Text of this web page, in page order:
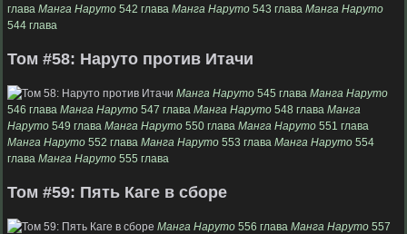
глава Манга Наруто 542 глава Манга Наруто 543 глава Манга Наруто
544 глава
Том #58: Наруто против Итачи
Манга Наруто 545 глава Манга Наруто
546 глава Манга Наруто 547 глава Манга Наруто 548 глава Манга
Наруто 549 глава Манга Наруто 550 глава Манга Наруто 551 глава
Манга Наруто 552 глава Манга Наруто 553 глава Манга Наруто 554
глава Манга Наруто 555 глава
Том #59: Пять Каге в сборе
Манга Наруто 556 глава Манга Наруто 557